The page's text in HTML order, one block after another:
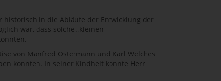
historisch in die Abläufe der Entwicklung der
war, dass solche „kleinen
von Manfred Ostermann und Karl Welches
konnten. In seiner Kindheit konnte Herr